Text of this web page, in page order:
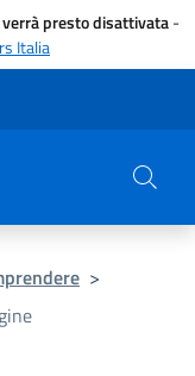
presto disattivata-
Italia
su sito AgID)
>